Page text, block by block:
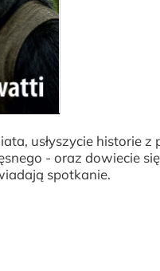
usłyszycie historie z
- oraz dowiecie
spotkanie.